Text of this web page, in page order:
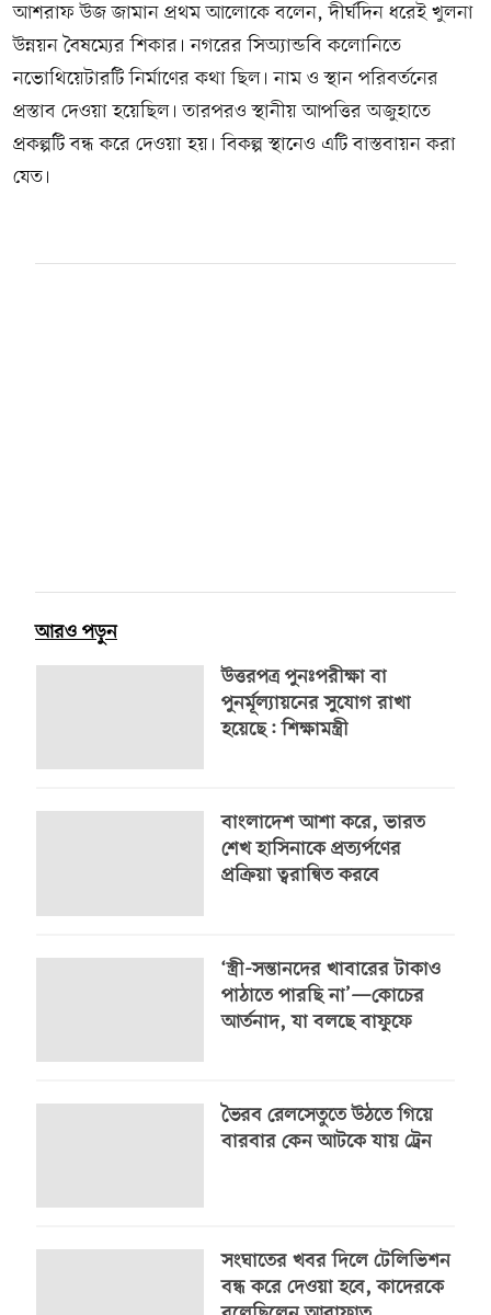
আশরাফ উজ জামান প্রথম আলোকে বলেন, দীর্ঘদিন ধরেই খুলনা
উন্নয়ন বৈষম্যের শিকার। নগরের সিঅ্যান্ডবি কলোনিতে
নভোথিয়েটারটি নির্মাণের কথা ছিল। নাম ও স্থান পরিবর্তনের
প্রস্তাব দেওয়া হয়েছিল। তারপরও স্থানীয় আপত্তির অজুহাতে
প্রকল্পটি বন্ধ করে দেওয়া হয়। বিকল্প স্থানেও এটি বাস্তবায়ন করা
যেত।
আরও পড়ুন
উত্তরপত্র পুনঃপরীক্ষা বা
পুনর্মূল্যায়নের সুযোগ রাখা
হয়েছে: শিক্ষামন্ত্রী
বাংলাদেশ আশা করে, ভারত
শেখ হাসিনাকে প্রত্যর্পণের
প্রক্রিয়া ত্বরান্বিত করবে
‘স্ত্রী-সন্তানদের খাবারের টাকাও
পাঠাতে পারছি না’—কোচের
আর্তনাদ, যা বলছে বাফুফে
ভৈরব রেলসেতুতে উঠতে গিয়ে
বারবার কেন আটকে যায় ট্রেন
সংঘাতের খবর দিলে টেলিভিশন
বন্ধ করে দেওয়া হবে, কাদেরকে